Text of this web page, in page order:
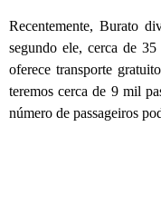
Recentemente, Burato
segundo ele, cerca de
oferece transporte
teremos cerca de 9 mil
número de passageiros